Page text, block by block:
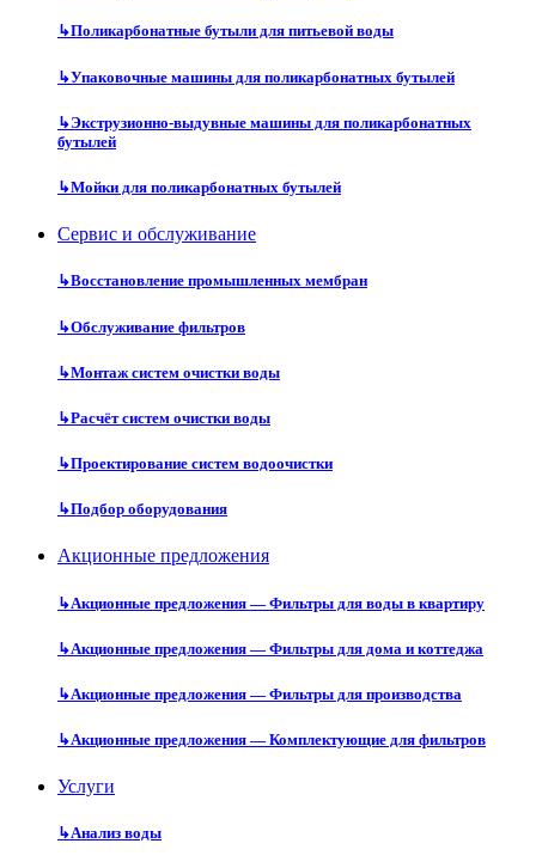
↳Поликарбонатные бутыли для питьевой воды
↳Упаковочные машины для поликарбонатных бутылей
↳Экструзионно-выдувные машины для поликарбонатных
бутылей
↳Мойки для поликарбонатных бутылей
Сервис и обслуживание
↳Восстановление промышленных мембран
↳Обслуживание фильтров
↳Монтаж систем очистки воды
↳Расчёт систем очистки воды
↳Проектирование систем водоочистки
↳Подбор оборудования
Акционные предложения
↳Акционные предложения — Фильтры для воды в квартиру
↳Акционные предложения — Фильтры для дома и коттеджа
↳Акционные предложения — Фильтры для производства
↳Акционные предложения — Комплектующие для фильтров
Услуги
↳Анализ воды